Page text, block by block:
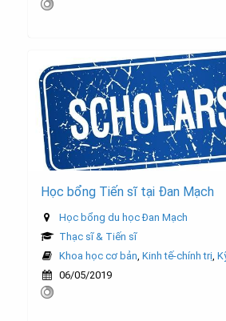
Học bổng Tiến sĩ tại Đan Mạch
Học bổng du học Đan Mạch
Thạc sĩ & Tiến sĩ
Khoa học cơ bản Kinh tế-chính trị
06/05/2019